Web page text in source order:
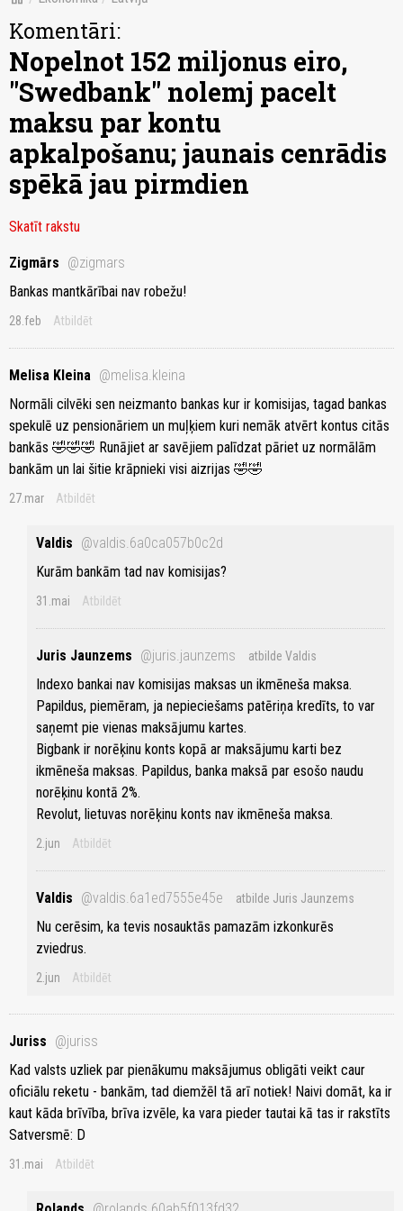
Komentāri:
Nopelnot 152 miljonus eiro,
"Swedbank" nolemj pacelt
maksu par kontu
apkalpošanu; jaunais cenrādis
spēkā jau pirmdien
Skatīt rakstu
Zigmārs @zigmars
Bankas mantkārībai nav robežu!
28.feb Atbildēt
Melisa Kleina @melisa.kleina
Normāli cilvēki sen neizmanto bankas kur ir komisijas, tagad bankas
spekulē uz pensionāriem un muļķiem kuri nemāk atvērt kontus citās
bankās 🤣🤣🤣 Runājiet ar savējiem palīdzat pāriet uz normālām
bankām un lai šitie krāpnieki visi aizrijas 🤣🤣
27.mar Atbildēt
Valdis @valdis.6a0ca057b0c2d
Kurām bankām tad nav komisijas?
31.mai Atbildēt
Juris Jaunzems @juris.jaunzems atbilde Valdis
Indexo bankai nav komisijas maksas un ikmēneša maksa.
Papildus, piemēram, ja nepieciešams patēriņa kredīts, to var
saņemt pie vienas maksājumu kartes.
Bigbank ir norēķinu konts kopā ar maksājumu karti bez
ikmēneša maksas. Papildus, banka maksā par esošo naudu
norēķinu kontā 2%.
Revolut, lietuvas norēķinu konts nav ikmēneša maksa.
2.jun Atbildēt
Valdis @valdis.6a1ed7555e45e atbilde Juris Jaunzems
Nu cerēsim, ka tevis nosauktās pamazām izkonkurēs
zviedrus.
2.jun Atbildēt
Juriss @juriss
Kad valsts uzliek par pienākumu maksājumus obligāti veikt caur
oficiālu reketu - bankām, tad diemžēl tā arī notiek! Naivi domāt, ka ir
kaut kāda brīvība, brīva izvēle, ka vara pieder tautai kā tas ir rakstīts
Satversmē: D
31.mai Atbildēt